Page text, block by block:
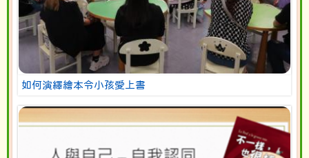
如何演繹繪本令小孩愛上書